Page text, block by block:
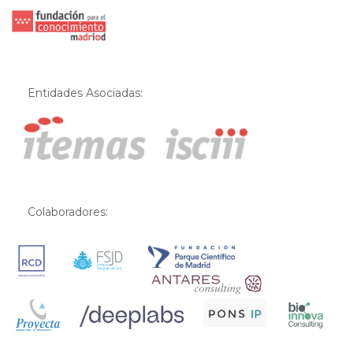
Entidades Asociadas:
Colaboradores: